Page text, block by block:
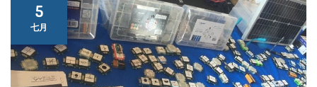
5
七月